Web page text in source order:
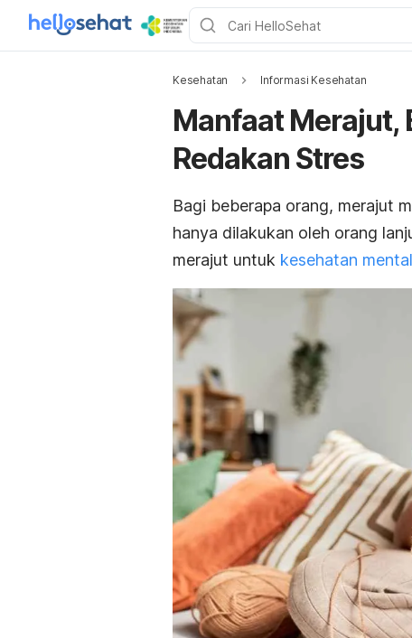
Kesehatan Informasi Kesehatan
Manfaat Merajut,
Redakan Stres
Bagi beberapa orang, merajut
hanya dilakukan oleh orang
merajut untuk kesehatan mental